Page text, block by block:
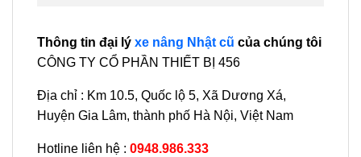
Thông tin đại lý xe nâng Nhật cũ của chúng tôi
CÔNG TY CỔ PHẦN THIẾT BỊ 456
Địa chỉ : Km 10.5, Quốc lộ 5, Xã Dương Xá,
Huyện Gia Lâm, thành phố Hà Nội, Việt Nam
Hotline liên hệ : 0948.986.333